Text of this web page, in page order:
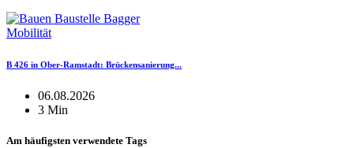
Mobilität
B 426 in Ober-Ramstadt: Brückensanierung...
06.08.2026
3 Min
Am häufigsten verwendete Tags